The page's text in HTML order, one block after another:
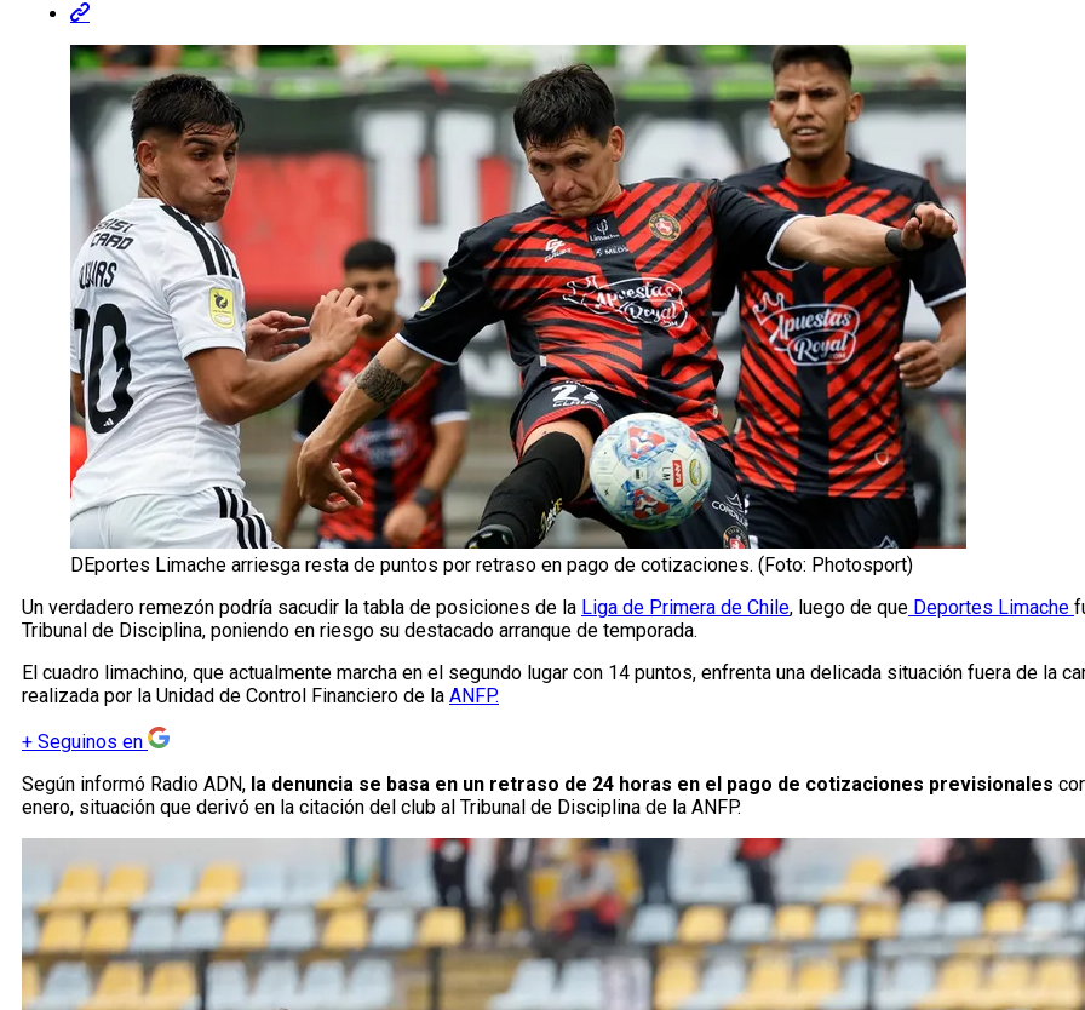
DEportes Limache arriesga resta de puntos por retraso en pago de cotizaciones. (Foto: Photosport)
Un verdadero remezón podría sacudir la tabla de posiciones de la Liga de Primera de Chile, luego de que Deportes Limache
Tribunal de Disciplina, poniendo en riesgo su destacado arranque de temporada.
El cuadro limachino, que actualmente marcha en el segundo lugar con 14 puntos, enfrenta una delicada situación fuera de la
realizada por la Unidad de Control Financiero de la ANFP.
+ Seguinos en
Según informó Radio ADN, la denuncia se basa en un retraso de 24 horas en el pago de cotizaciones previsionales
enero, situación que derivó en la citación del club al Tribunal de Disciplina de la ANFP.